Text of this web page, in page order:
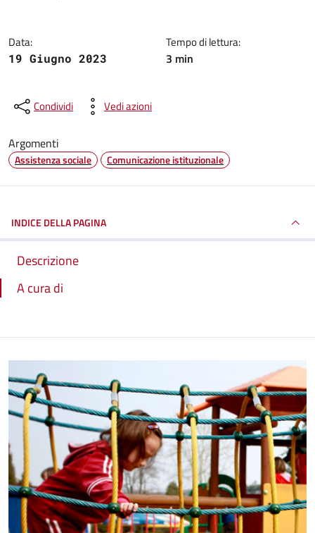
Data:
19 Giugno 2023
Tempo di lettura:
3 min
Condividi Vedi azioni
Argomenti
Assistenza sociale Comunicazione istituzionale
INDICE DELLA PAGINA
Descrizione
A cura di